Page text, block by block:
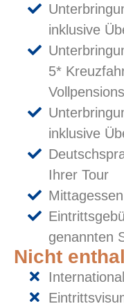
inklusive
5*
inklusive
Ihrer Tour
genannten
Nicht